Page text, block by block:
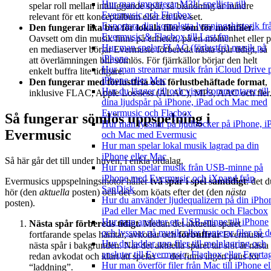
Hur man importerar M3U-spellista till
Evermusic och Flacbox
Exportera din kompletta lyssningshistorik
Evermusic & Flacbox till Last.fm
Hur man spelar FLAC (förlustfri) musik på
iPhone
Hur man streamar musik från iCloud Drive
iPhone eller Mac
Hur du lägger till och visar kommentarer till
dina ljudspår på iPhone, iPad och Mac med
Evermusic och Flacbox
Hur man lyssnar på ljudböcker på iPhone,
och Mac med Evermusic
Hur man spelar lokal musik lagrad pa din
iPhone eller Mac
Hur man spelar musik från USB-minne på
iPhone med Evermusic och iXpand från
SanDisk
Hur du använder ljudequalizern på din
iPad eller Mac med Evermusic och Flacbox
Hur man ansluter ett USB-minne till iPhone
och lyssnar på musik eller hanterar filer på
Hur du laddar upp filer till molnlagring och
ansluter till Evermusic, Flacbox eller
Hur man överför filer från Mac till iPhone
spelar roll mellan intilliggande spår, så blandning är mindre
relevant för ett konceptalbum eller ett live-set.
Den fungerar lika bra för lokala filer som för molnfiler.
Oavsett om din musik finns på enheten, på en molnenhet eller
en mediaserver börjar Evermusic förbereda nästa spår tidigt, så
att överlämningen blir sömlös. För fjärrkällor börjar den helt
enkelt buffra lite tidigare.
Den fungerar med förlustfria och förlustbehäftade format,
inklusive FLAC, Apple Lossless (ALAC), MP3, AAC och fler.
Så fungerar sömlös uppspelning i
Evermusic
Så här går det till under huven, i enkla ordalag.
Evermusics uppspelningsmotor hållertvå spår i spel samtidigt: det
hör (den aktuella posten) och det som köats efter det (den nästa
posten).
Nästa spår förbereds tidigt.Medan det aktuella spåret
fortfarande spelas hämtar, avkodar ochförbuffrarEvermusic
nästa spår i bakgrunden. När det aktuella spåret tar slut är nästa
redan avkodat och klart att spelas — det finns ingen paus för
“laddning”.